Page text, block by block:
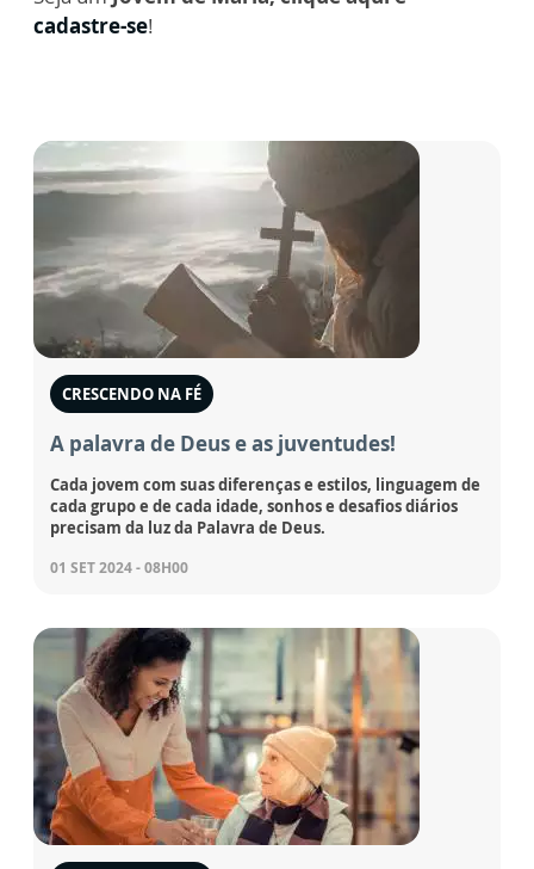
cadastre-se!
CRESCENDO NA FÉ
A palavra de Deus e as juventudes!
Cada jovem com suas diferenças e estilos, linguagem de
cada grupo e de cada idade, sonhos e desafios diários
precisam da luz da Palavra de Deus.
01 SET 2024 - 08H00